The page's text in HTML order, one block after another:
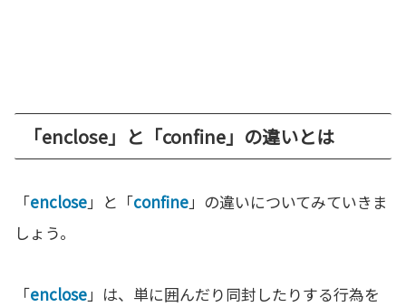
「enclose」と「confine」の違いとは
「enclose」と「confine」の違いについてみていきま
しょう。
「enclose」は、単に囲んだり同封したりする行為を